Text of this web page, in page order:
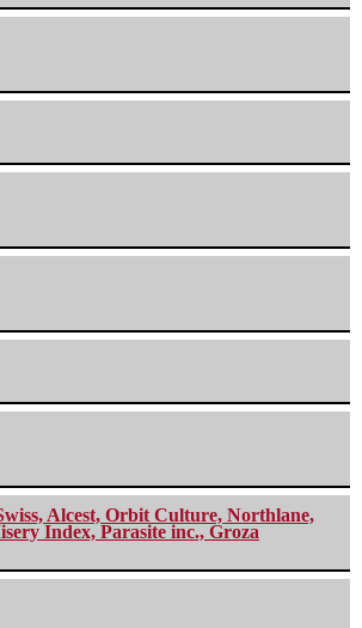
Alcest, Orbit Culture, Northlane,
Index, Parasite inc., Groza